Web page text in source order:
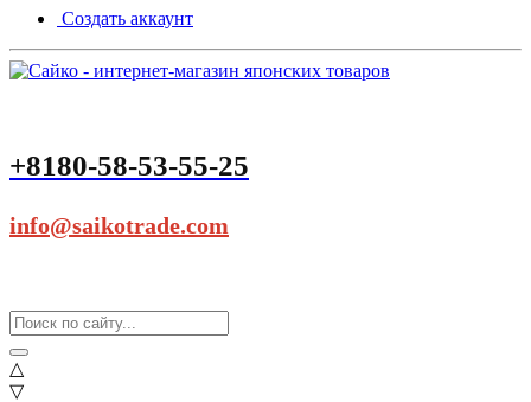
Создать аккаунт
+8180-58-53-55-25
info@saikotrade.com
△
▽